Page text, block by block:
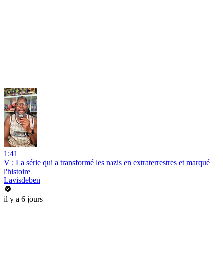
1:41
V : La série qui a transformé les nazis en extraterrestres et marqué
l'histoire
Lavisdeben
il y a 6 jours